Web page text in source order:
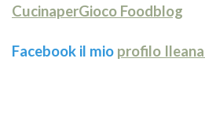
CucinaperGioco Foodblog
Facebook il mio profilo